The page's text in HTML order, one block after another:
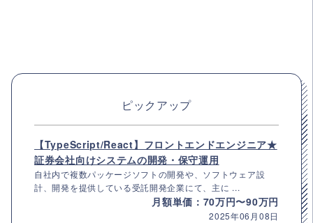
ピックアップ
【TypeScript/React】フロントエンドエンジニア★
証券会社向けシステムの開発・保守運用
自社内で複数パッケージソフトの開発や、ソフトウェア設
計、開発を提供している受託開発企業にて、主に ...
月額単価：70万円〜90万円
2025年06月08日